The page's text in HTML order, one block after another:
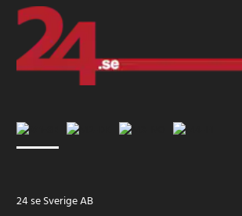
24 se Sverige AB